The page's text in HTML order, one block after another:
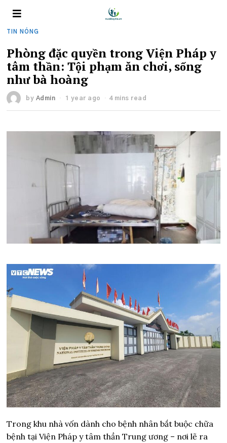
TIN NÓNG
Phòng đặc quyền trong Viện Pháp y
tâm thần: Tội phạm ăn chơi, sống
như bà hoàng
by Admin 1 year ago 4 mins read
Trong khu nhà vốn dành cho bệnh nhân bắt buộc chữa
bệnh tại Viện Pháp y tâm thần Trung ương – nơi lẽ ra